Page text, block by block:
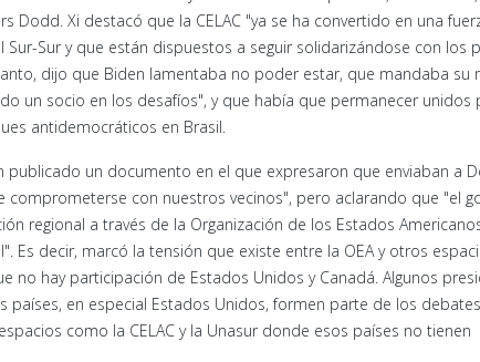
Dodd. Xi destacó que la CELAC "ya se ha convertido en una
Sur y que están dispuestos a seguir solidarizándose con los
dijo que Biden lamentaba no poder estar, que mandaba su
un socio en los desafíos", y que había que permanecer unidos
antidemocráticos en Brasil.
un documento en el que expresaron que enviaban a
con nuestros vecinos", pero aclarando que "el
regional a través de la Organización de los Estados
Es decir, marcó la tensión que existe entre la OEA y otros
no hay participación de Estados Unidos y Canadá. Algunos
países, en especial Estados Unidos, formen parte de los
como la CELAC y la Unasur donde esos países no tienen